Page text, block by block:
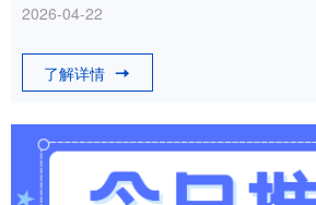
2026-04-22
了解详情